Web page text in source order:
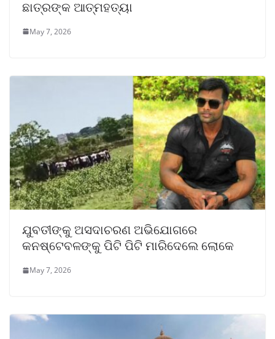
ଛାତ୍ରଙ୍କ ଆତ୍ମହତ୍ୟା
May 7, 2026
ଯୁବତୀଙ୍କୁ ଅସଦାଚରଣ ଅଭିଯୋଗରେ
କନଷ୍ଟେବଳଙ୍କୁ ପିଟି ପିଟି ମାରିଦେଲେ ଲୋକେ
May 7, 2026